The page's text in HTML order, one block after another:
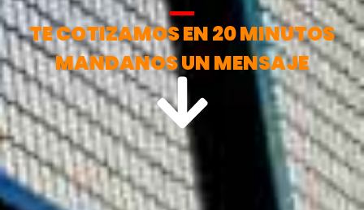
TE COTIZAMOS EN 20 MINUTOS
MANDANOS UN MENSAJE